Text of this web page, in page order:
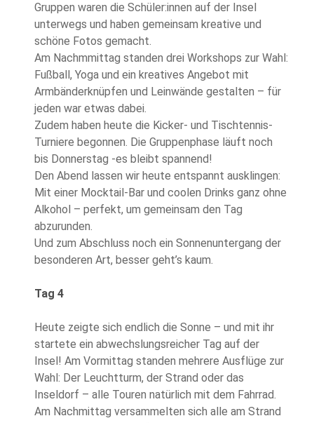
Gruppen waren die Schüler:innen auf der Insel
unterwegs und haben gemeinsam kreative und
schöne Fotos gemacht.
Am Nachmmittag standen drei Workshops zur Wahl:
Fußball, Yoga und ein kreatives Angebot mit
Armbänderknüpfen und Leinwände gestalten – für
jeden war etwas dabei.
Zudem haben heute die Kicker- und Tischtennis-
Turniere begonnen. Die Gruppenphase läuft noch
bis Donnerstag -es bleibt spannend!
Den Abend lassen wir heute entspannt ausklingen:
Mit einer Mocktail-Bar und coolen Drinks ganz ohne
Alkohol – perfekt, um gemeinsam den Tag
abzurunden.
Und zum Abschluss noch ein Sonnenuntergang der
besonderen Art, besser geht’s kaum.
Tag 4
Heute zeigte sich endlich die Sonne – und mit ihr
startete ein abwechslungsreicher Tag auf der
Insel! Am Vormittag standen mehrere Ausflüge zur
Wahl: Der Leuchtturm, der Strand oder das
Inseldorf – alle Touren natürlich mit dem Fahrrad.
Am Nachmittag versammelten sich alle am Strand